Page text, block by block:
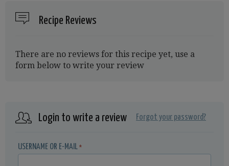
Recipe Reviews
There are no reviews for this recipe yet, use a
form below to write your review
Login to write a review Forgot your password?
USERNAME OR E-MAIL *